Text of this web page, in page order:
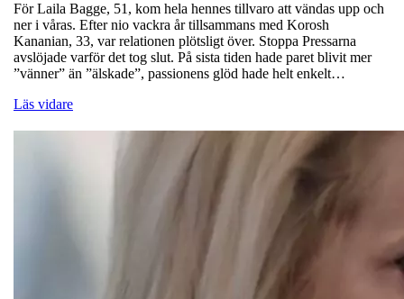
För Laila Bagge, 51, kom hela hennes tillvaro att vändas upp och
ner i våras. Efter nio vackra år tillsammans med Korosh
Kananian, 33, var relationen plötsligt över. Stoppa Pressarna
avslöjade varför det tog slut. På sista tiden hade paret blivit mer
”vänner” än ”älskade”, passionens glöd hade helt enkelt…
Läs vidare